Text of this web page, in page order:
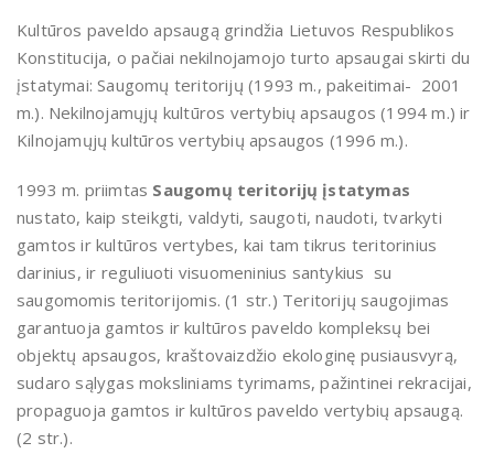
Kultūros paveldo apsaugą grindžia Lietuvos Respublikos
Konstitucija, o pačiai nekilnojamojo turto apsaugai skirti du
įstatymai: Saugomų teritorijų (1993 m., pakeitimai- 2001
m.). Nekilnojamųjų kultūros vertybių apsaugos (1994 m.) ir
Kilnojamųjų kultūros vertybių apsaugos (1996 m.).
1993 m. priimtas Saugomų teritorijų įstatymas
nustato, kaip steikgti, valdyti, saugoti, naudoti, tvarkyti
gamtos ir kultūros vertybes, kai tam tikrus teritorinius
darinius, ir reguliuoti visuomeninius santykius su
saugomomis teritorijomis. (1 str.) Teritorijų saugojimas
garantuoja gamtos ir kultūros paveldo kompleksų bei
objektų apsaugos, kraštovaizdžio ekologinę pusiausvyrą,
sudaro sąlygas moksliniams tyrimams, pažintinei rekracijai,
propaguoja gamtos ir kultūros paveldo vertybių apsaugą.
(2 str.).